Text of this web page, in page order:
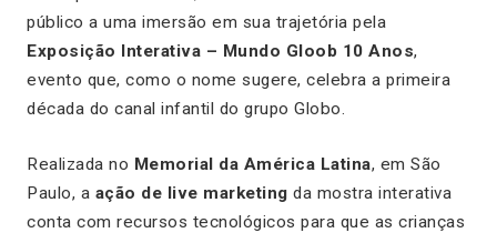
público a uma imersão em sua trajetória pela
Exposição Interativa – Mundo Gloob 10 Anos,
evento que, como o nome sugere, celebra a primeira
década do canal infantil do grupo Globo.
Realizada no Memorial da América Latina, em São
Paulo, a ação de live marketing da mostra interativa
conta com recursos tecnológicos para que as crianças